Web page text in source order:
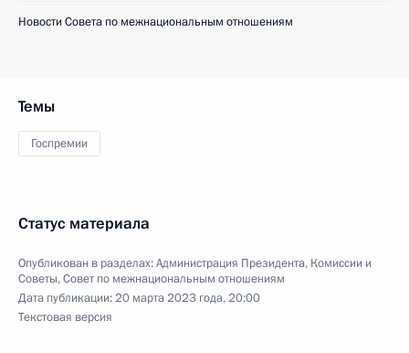
Новости Совета по межнациональным отношениям
Темы
Госпремии
Статус материала
Опубликован в разделах:Администрация Президента, Комиссии и
Советы,Совет по межнациональным отношениям
Дата публикации:20 марта 2023 года, 20:00
Текстовая версия